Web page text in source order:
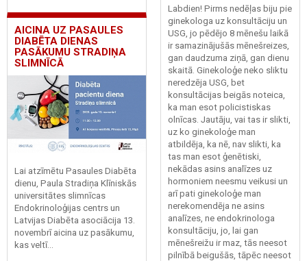
AICINA UZ PASAULES
DIABĒTA DIENAS
PASĀKUMU STRADIŅA
SLIMNĪCĀ
Lai atzīmētu Pasaules Diabēta
dienu, Paula Stradiņa Klīniskās
universitātes slimnīcas
Endokrinoloģijas centrs un
Latvijas Diabēta asociācija 13.
novembrī aicina uz pasākumu,
kas veltī...
Labdien! Pirms nedēļas biju pie
ginekologa uz konsultāciju un
USG, jo pēdējo 8 mēnešu laikā
ir samazinājušās mēnešreizes,
gan daudzuma ziņā, gan dienu
skaitā. Ginekoloģe neko sliktu
neredzēja USG, bet
konsultācijas beigās noteica,
ka man esot policistiskas
olnīcas. Jautāju, vai tas ir slikti,
uz ko ginekoloģe man
atbildēja, ka nē, nav slikti, ka
tas man esot ģenētiski,
nekādas asins analīzes uz
hormoniem neesmu veikusi un
arī pati ginekoloģe man
nerekomendēja ne asins
analīzes, ne endokrinologa
konsultāciju, jo, lai gan
mēnešreižu ir maz, tās neesot
pilnībā beigušās, tāpēc neesot